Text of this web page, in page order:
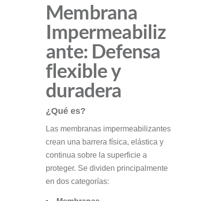
Membrana
Impermeabiliz
ante: Defensa
flexible y
duradera
¿Qué es?
Las membranas impermeabilizantes
crean una barrera física, elástica y
continua sobre la superficie a
proteger. Se dividen principalmente
en dos categorías: